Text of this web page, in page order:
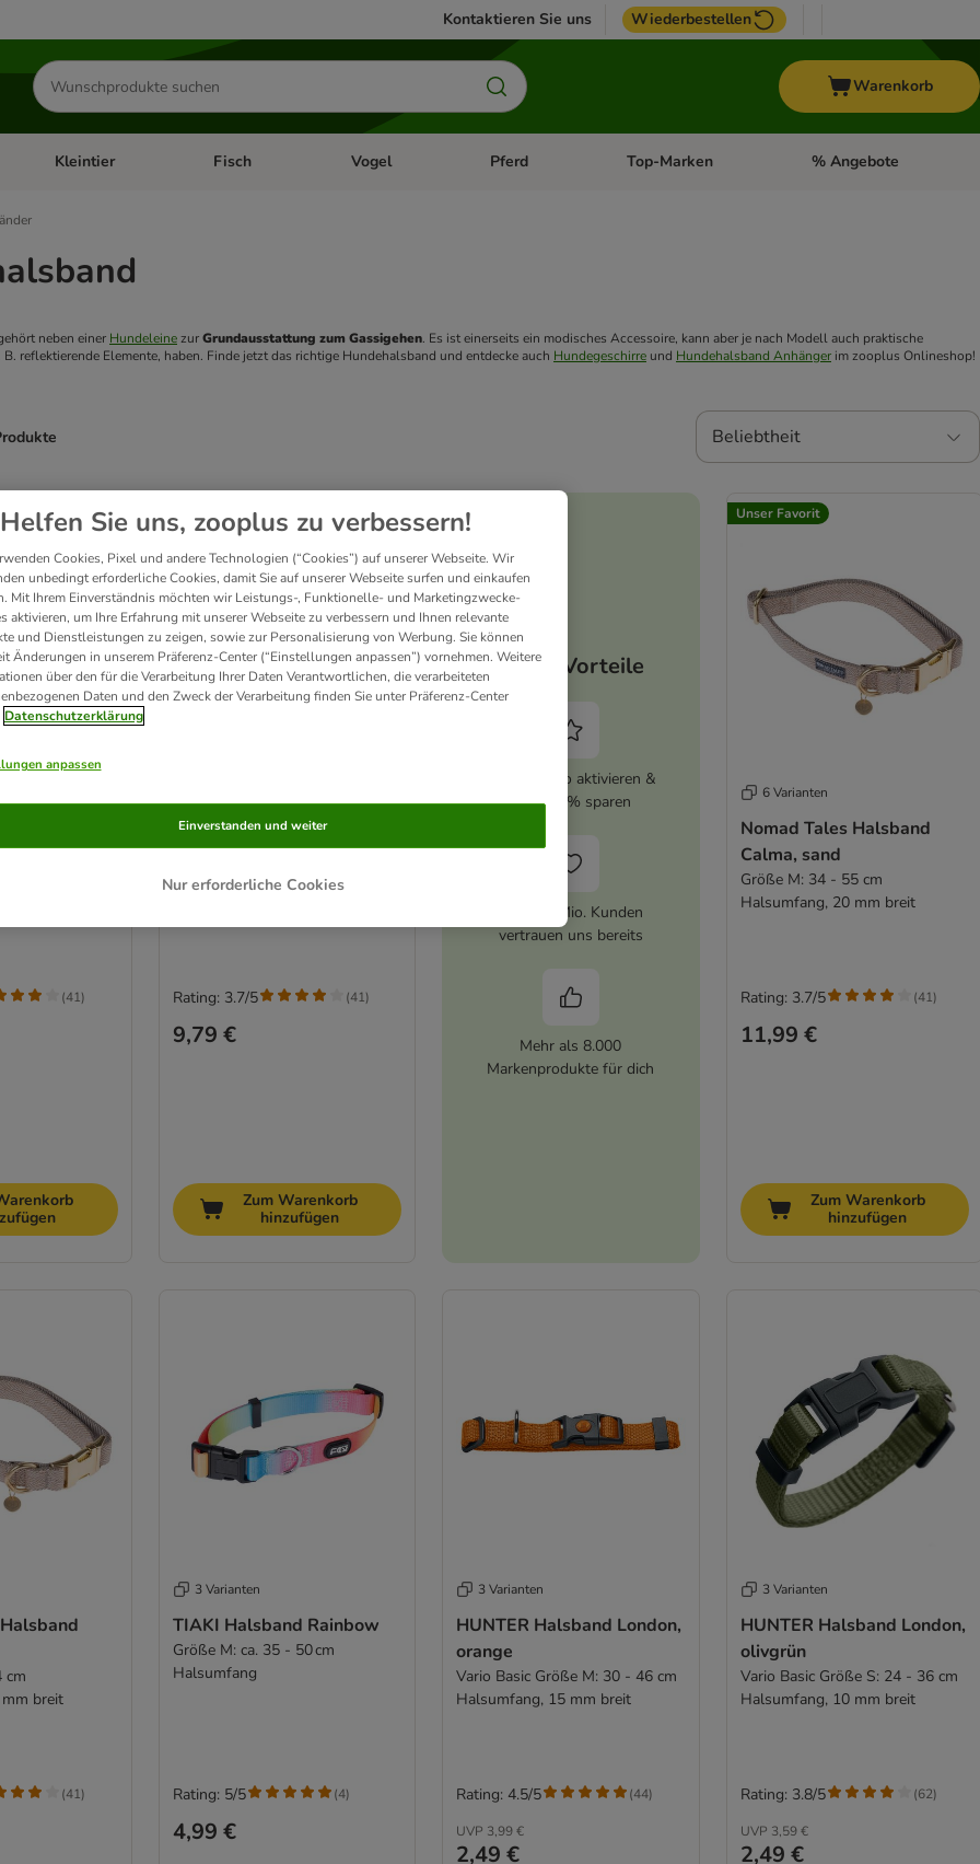
Kontaktieren Sie uns Wiederbestellen
Produkte
suchen
Warenkorb
& Zubehör
Kategorie-Menü öffnen: Hundefutter & Zubehör
Kleintier Kategorie-Menü öffnen: Kleintier
Fisch Kategorie-Menü öffnen: Fisch
Vogel Kategorie-Menü öffnen: Vogel
Pferd Kategorie-Menü öffnen: Pferd
Top-Marken Kategorie-Menü öffnen:
% Angebote
neben einer Hundeleine zur Grundausstattung zum Gassigehen. Es ist einerseits ein modisches Accessoire, kann aber je nach Modell auch praktische
reflektierende Elemente, haben. Finde jetzt das richtige Hundehalsband und entdecke auch Hundegeschirre und Hundehalsband Anhänger im zooplus Onlineshop!
Beliebtheit
been changed
cm
breit
(41)
Unser Favorit
Nomad Tales Halsband
Calma, sand
Größe S: 30 - 46 cm
9,79 €
Rating: 3.7/5 (41)
Zum Warenkorb
hinzufügen
Deine Vorteile
zooplus Abo aktivieren &
immer 5% sparen
Über 10 Mio. Kunden
vertrauen uns bereits
Mehr als 8.000
Markenprodukte für dich
Unser Favorit
6 Varianten
Nomad Tales Halsband
Calma, sand
Größe M: 34 - 55 cm
Halsumfang, 20 mm breit
11,99 €
Rating: 3.7/5 (41)
Zum Warenkorb
hinzufügen
cm
breit
(41)
3 Varianten
TIAKI Halsband Rainbow
Größe M: ca. 35 - 50 cm
Halsumfang
4,99 €
Rating: 5/5 (4)
3 Varianten
HUNTER Halsband London,
orange
Vario Basic Größe M: 30 - 46 cm
Halsumfang, 15 mm breit
UVP 3,99 €
2,49 €
Rating: 4.5/5 (44)
3 Varianten
HUNTER Halsband London,
olivgrün
Vario Basic Größe S: 24 - 36 cm
Halsumfang, 10 mm breit
UVP 3,59 €
2,49 €
Rating: 3.8/5 (62)
Helfen Sie uns, zooplus zu verbessern!
Cookies, Pixel und andere Technologien (“Cookies”) auf unserer Webseite. Wir
unbedingt erforderliche Cookies, damit Sie auf unserer Webseite surfen und einkaufen
Mit Ihrem Einverständnis möchten wir Leistungs-, Funktionelle- und Marketingzwecke-
aktivieren, um Ihre Erfahrung mit unserer Webseite zu verbessern und Ihnen relevante
und Dienstleistungen zu zeigen, sowie zur Personalisierung von Werbung. Sie können
Änderungen in unserem Präferenz-Center (“Einstellungen anpassen”) vornehmen. Weitere
über den für die Verarbeitung Ihrer Daten Verantwortlichen, die verarbeiteten
Daten und den Zweck der Verarbeitung finden Sie unter Präferenz-Center
Datenschutzerklärung
anpassen
Nur erforderliche Cookies
Einverstanden und weiter